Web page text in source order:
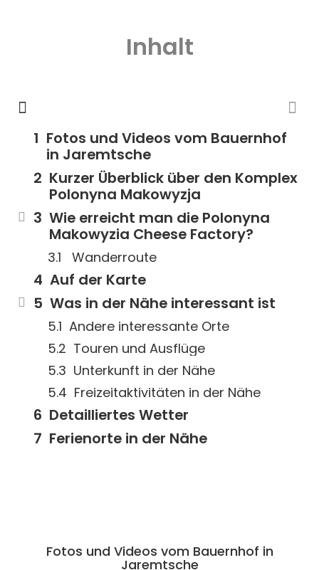
Inhalt
Fotos und Videos vom Bauernhof
in Jaremtsche
Kurzer Überblick über den Komplex
Polonyna Makowyzja
Wie erreicht man die Polonyna
Makowyzia Cheese Factory?
Wanderroute
Auf der Karte
Was in der Nähe interessant ist
Andere interessante Orte
Touren und Ausflüge
Unterkunft in der Nähe
Freizeitaktivitäten in der Nähe
Detailliertes Wetter
Ferienorte in der Nähe
Fotos und Videos vom Bauernhof in
Jaremtsche